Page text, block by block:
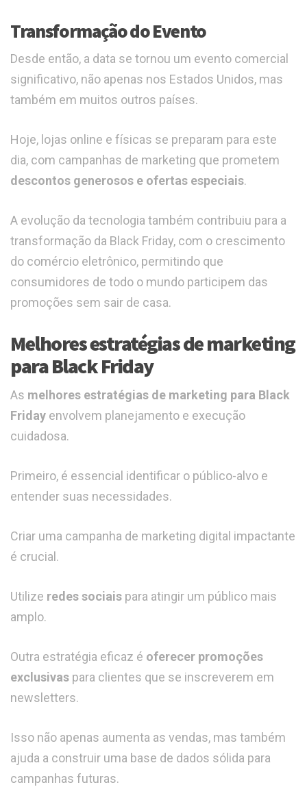
Transformação do Evento
Desde então, a data se tornou um evento comercial
significativo, não apenas nos Estados Unidos, mas
também em muitos outros países.
Hoje, lojas online e físicas se preparam para este
dia, com campanhas de marketing que prometem
descontos generosos e ofertas especiais.
A evolução da tecnologia também contribuiu para a
transformação da Black Friday, com o crescimento
do comércio eletrônico, permitindo que
consumidores de todo o mundo participem das
promoções sem sair de casa.
Melhores estratégias de marketing
para Black Friday
As melhores estratégias de marketing para Black
Friday envolvem planejamento e execução
cuidadosa.
Primeiro, é essencial identificar o público-alvo e
entender suas necessidades.
Criar uma campanha de marketing digital impactante
é crucial.
Utilize redes sociais para atingir um público mais
amplo.
Outra estratégia eficaz é oferecer promoções
exclusivas para clientes que se inscreverem em
newsletters.
Isso não apenas aumenta as vendas, mas também
ajuda a construir uma base de dados sólida para
campanhas futuras.